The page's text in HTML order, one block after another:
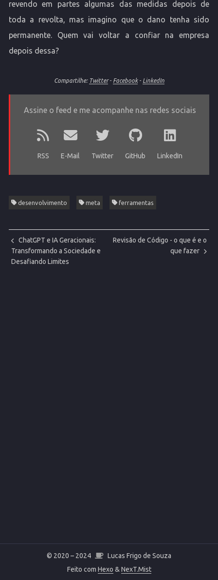
revendo em partes algumas das medidas depois de
toda a revolta, mas imagino que o dano tenha sido
permanente. Quem vai voltar a confiar na empresa
depois dessa?
Compartilhe: Twitter- Facebook- LinkedIn
Assine o feed e me acompanhe nas redes sociais
RSS E-Mail Twitter GitHub LinkedIn
desenvolvimento meta ferramentas
ChatGPT e IA Geracionais:
Transformando a Sociedade e
Desafiando Limites
Revisão de Código - o que é e o
que fazer
© 2020 – 2024
Lucas Frigo de Souza
Feito com Hexo & NexT.Mist